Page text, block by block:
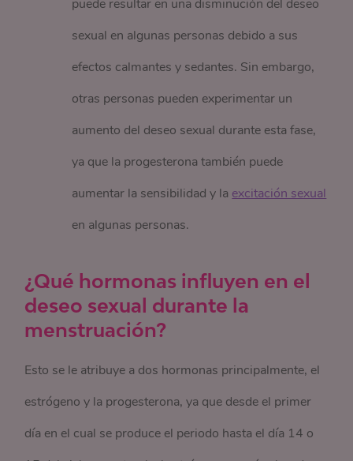
puede resultar en una disminución del deseo
sexual en algunas personas debido a sus
efectos calmantes y sedantes. Sin embargo,
otras personas pueden experimentar un
aumento del deseo sexual durante esta fase,
ya que la progesterona también puede
aumentar la sensibilidad y la excitación sexual
en algunas personas.
¿Qué hormonas influyen en el
deseo sexual durante la
menstruación?
Esto se le atribuye a dos hormonas principalmente, el
estrógeno y la progesterona, ya que desde el primer
día en el cual se produce el periodo hasta el día 14 o